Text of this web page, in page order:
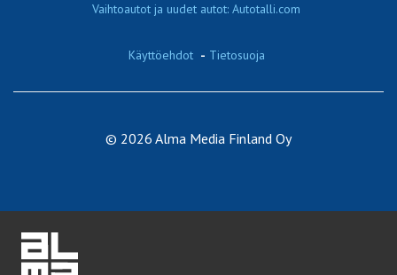
Vaihtoautot ja uudet autot: Autotalli.com
Käyttöehdot - Tietosuoja
© 2026 Alma Media Finland Oy